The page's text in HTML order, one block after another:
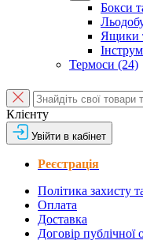
Бокси
Ящики
Термоси (24)
Клієнту
Увійти в кабінет
Реєстрація
Політика захисту
Оплата
Доставка
Договір публічної